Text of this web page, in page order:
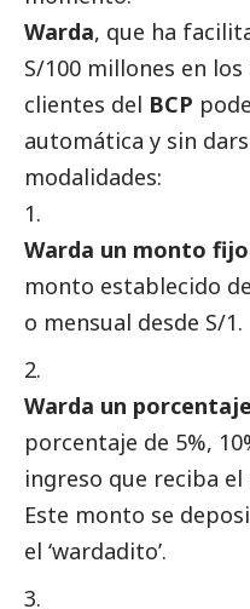
Warda, que ha
S/100 millones en
clientes del BCP
automática y sin
modalidades:
Warda un monto
monto establecido
o mensual desde S/1.
Warda un
porcentaje de 5%,
ingreso que reciba el
Este monto se
el ‘wardadito’.